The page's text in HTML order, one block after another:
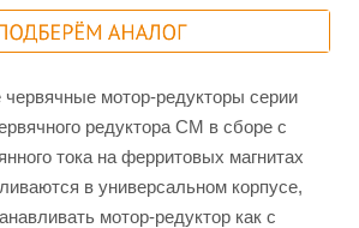
мотор-редукторы серии
редуктора СМ в сборе c
тока на ферритовых магнитах
в универсальном корпусе,
мотор-редуктор как с